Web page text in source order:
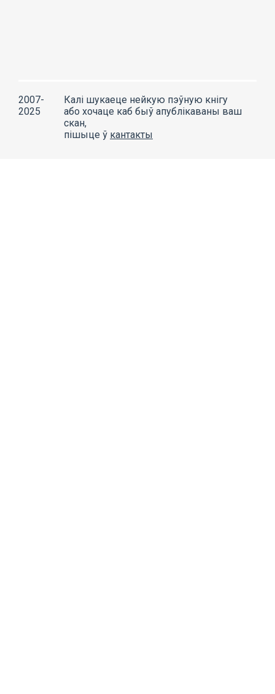
2007-
2025
Калі шукаеце нейкую пэўную кнігу
або хочаце каб быў апублікаваны ваш
скан,
пішыце ў кантакты